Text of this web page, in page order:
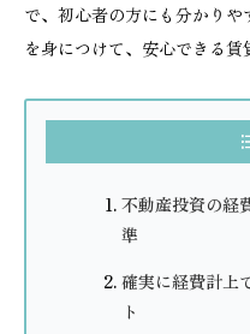
で、初心者の方にも分かり
を身につけて、安心できる賃
不動産投資の経
準
確実に経費計上
ト